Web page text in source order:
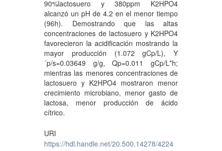
90%lactosuero y 380ppm K2HPO4
alcanzó un pH de 4.2 en el menor tiempo
(96h). Demostrando que las altas
concentraciones de lactosuero y K2HPO4
favorecieron la acidificación mostrando la
mayor producción (1.072 gCp/L), Y
´p/s=0.03649 g/g, Qp=0.011 gCp/L*h;
mientras las menores concentraciones de
lactosuero y K2HPO4 mostraron menor
crecimiento microbiano, menor gasto de
lactosa, menor producción de ácido
cítrico.
URI
https://hdl.handle.net/20.500.14278/4224